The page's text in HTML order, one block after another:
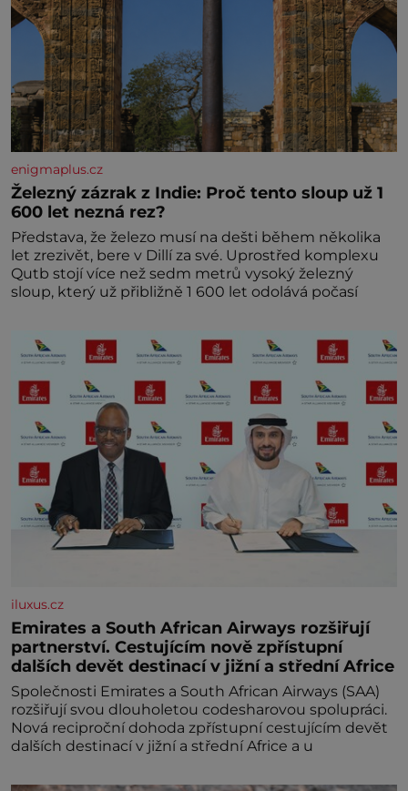
enigmaplus.cz
Železný zázrak z Indie: Proč tento sloup už 1
600 let nezná rez?
Představa, že železo musí na dešti během několika
let zrezivět, bere v Dillí za své. Uprostřed komplexu
Qutb stojí více než sedm metrů vysoký železný
sloup, který už přibližně 1 600 let odolává počasí
iluxus.cz
Emirates a South African Airways rozšiřují
partnerství. Cestujícím nově zpřístupní
dalších devět destinací v jižní a střední Africe
Společnosti Emirates a South African Airways (SAA)
rozšiřují svou dlouholetou codesharovou spolupráci.
Nová reciproční dohoda zpřístupní cestujícím devět
dalších destinací v jižní a střední Africe a u